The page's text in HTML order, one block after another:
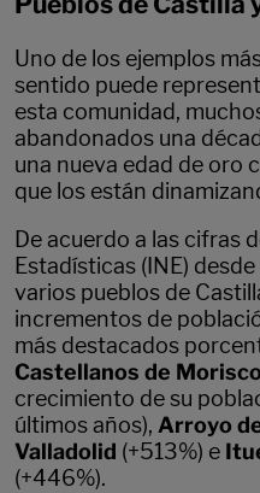
Uno de los ejemplos
sentido puede
esta comunidad,
abandonados una
una nueva edad de oro
que los están
De acuerdo a las cifras
Estadísticas (INE)
varios pueblos de
incrementos de
más destacados
Castellanos de
crecimiento de su
últimos años), Arroyo
Valladolid (+513%) e
(+446%).